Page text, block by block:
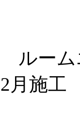
ルー
月施工